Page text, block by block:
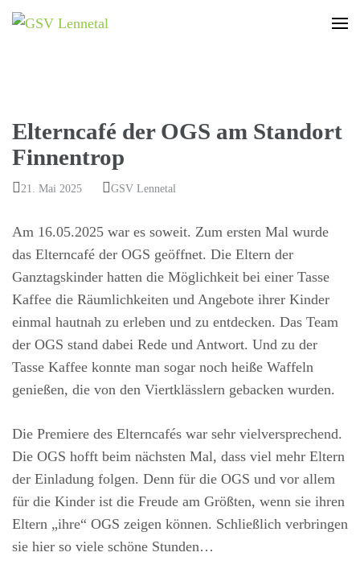
Elterncafé der OGS am Standort
Finnentrop
21. Mai 2025 GSV Lennetal
Am 16.05.2025 war es soweit. Zum ersten Mal wurde
das Elterncafé der OGS geöffnet. Die Eltern der
Ganztagskinder hatten die Möglichkeit bei einer Tasse
Kaffee die Räumlichkeiten und Angebote ihrer Kinder
einmal hautnah zu erleben und zu entdecken. Das Team
der OGS stand dabei Rede und Antwort. Und zu der
Tasse Kaffee konnte man sogar noch heiße Waffeln
genießen, die von den Viertklässlern gebacken wurden.
Die Premiere des Elterncafés war sehr vielversprechend.
Die OGS hofft beim nächsten Mal, dass viel mehr Eltern
der Einladung folgen. Denn für die OGS und vor allem
für die Kinder ist die Freude am Größten, wenn sie ihren
Eltern „ihre“ OGS zeigen können. Schließlich verbringen
sie hier so viele schöne Stunden…